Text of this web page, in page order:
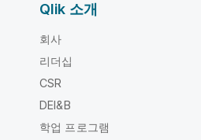
Qlik 소개
회사
리더십
CSR
DEI&B
학업 프로그램